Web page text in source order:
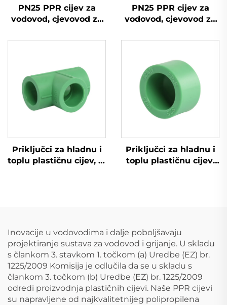
PN25 PPR cijev za
vodovod, cjevovod za
PPR cijev
PN25 PPR cijev za
vodovod, cjevovod za
PPR cijev
Priključci za hladnu i
toplu plastičnu cijev, T-
Priključci za hladnu i
toplu plastičnu cijev,
Inovacije u vodovodima i dalje poboljšavaju
projektiranje sustava za vodovod i grijanje. U skladu
s člankom 3. stavkom 1. točkom (a) Uredbe (EZ) br.
1225/2009 Komisija je odlučila da se u skladu s
člankom 3. točkom (b) Uredbe (EZ) br. 1225/2009
odredi proizvodnja plastičnih cijevi. Naše PPR cijevi
su napravljene od najkvalitetnijeg polipropilena